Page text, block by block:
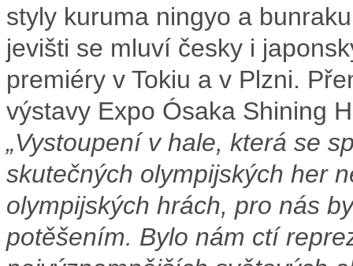
styly kuruma ningyo a
jevišti se mluví česky i
premiéry v Tokiu a v Plzni.
výstavy Expo Ósaka Shining
„Vystoupení v hale, která se
skutečných olympijských her
olympijských hrách, pro nás
potěšením. Bylo nám ctí